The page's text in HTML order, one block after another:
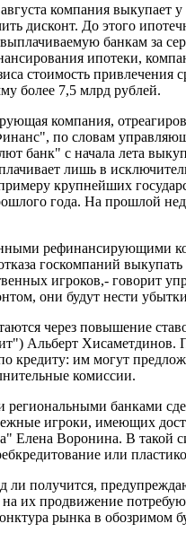
компания выкупает
дисконт. До этого
банкам за
ипотеки,
стоимость привлечения
более 7,5 млрд рублей.
компания,
по словам
банк" с начала лета
лишь в
крупнейших
года. На прошлой
госкомпаний
игроков,- говорит
они будут нести
через повышение
Альберт Хисаметдинов.
им могут
комиссии.
банками
игроки, имеющих
Елена Воронина. В такой
или
получится,
их продвижение
рынка в обозримом